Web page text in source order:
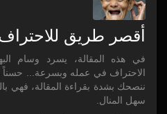
أقصر طريق
في هذه المقالة، يسرد وسام
الاحتراف في عمله وبسرعة... حسناً
ننصحك بشدة بقراءة المقالة، فهي
سهل المنال.